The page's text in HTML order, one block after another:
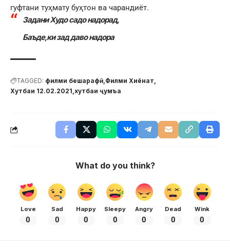
гуфтани туҳмату буҳтон ва чарандиёт.
Задани Худо садо надорад,
Баъде,ки зад даво надора
TAGGED: филми бешарафӣ Филми Хиёнат
Хутбаи 12.02.2021 хутбаи ҷумъа
What do you think?
Love
0
Sad
0
Happy
0
Sleepy
0
Angry
0
Dead
0
Wink
0